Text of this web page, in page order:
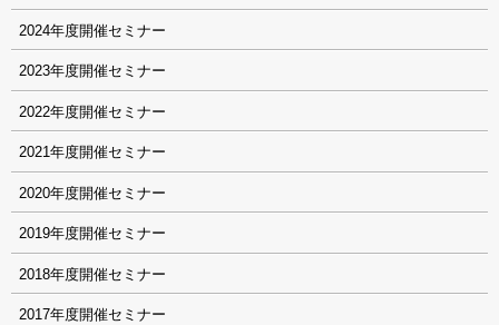
2024
2023
2022
2021
2020
2019
2018
2017